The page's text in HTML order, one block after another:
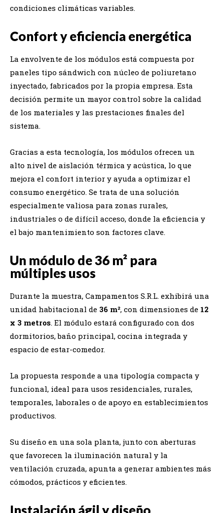
condiciones climáticas variables.
Confort y eficiencia energética
La envolvente de los módulos está compuesta por
paneles tipo sándwich con núcleo de poliuretano
inyectado, fabricados por la propia empresa. Esta
decisión permite un mayor control sobre la calidad
de los materiales y las prestaciones finales del
sistema.
Gracias a esta tecnología, los módulos ofrecen un
alto nivel de aislación térmica y acústica, lo que
mejora el confort interior y ayuda a optimizar el
consumo energético. Se trata de una solución
especialmente valiosa para zonas rurales,
industriales o de difícil acceso, donde la eficiencia y
el bajo mantenimiento son factores clave.
Un módulo de 36 m² para
múltiples usos
Durante la muestra, Campamentos S.R.L. exhibirá una
unidad habitacional de 36 m², con dimensiones de 12
x 3 metros. El módulo estará configurado con dos
dormitorios, baño principal, cocina integrada y
espacio de estar-comedor.
La propuesta responde a una tipología compacta y
funcional, ideal para usos residenciales, rurales,
temporales, laborales o de apoyo en establecimientos
productivos.
Su diseño en una sola planta, junto con aberturas
que favorecen la iluminación natural y la
ventilación cruzada, apunta a generar ambientes más
cómodos, prácticos y eficientes.